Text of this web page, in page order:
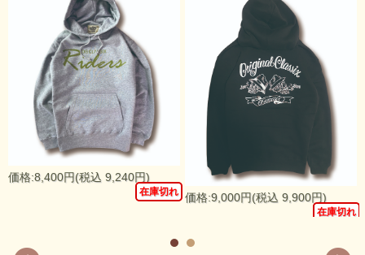
価格:8,400円(税込 9,240円)
在庫切れ
価格:9,000円(税込 9,900円)
在庫切れ